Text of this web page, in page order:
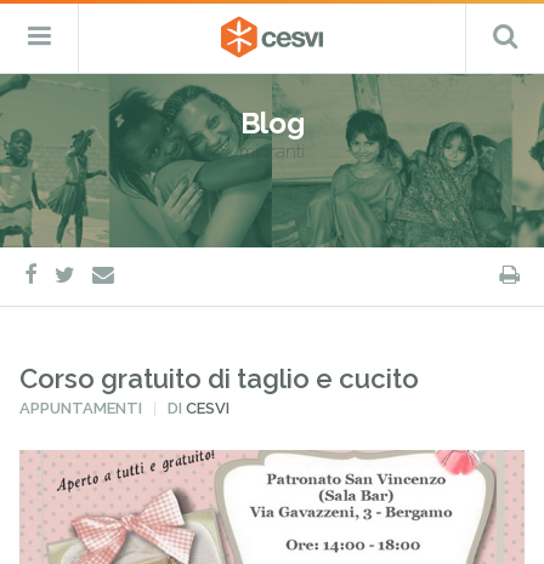
Salta
al
contenuto
CESVI
Fondazione
–
ETS
Cooperazione,
Emergenza
e
Sviluppo
Menu
Blog
migranti
facebook
twitter
e-
mail
Corso gratuito di taglio e cucito
PUBBLICATO
APPUNTAMENTI DICESVI